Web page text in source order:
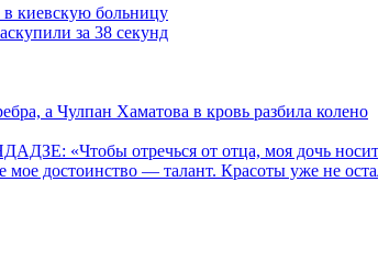
киевскую больницу
за 38 секунд
а Чулпан Хаматова в кровь разбила колено
«Чтобы отречься от отца, моя дочь
достоинство — талант. Красоты уже не